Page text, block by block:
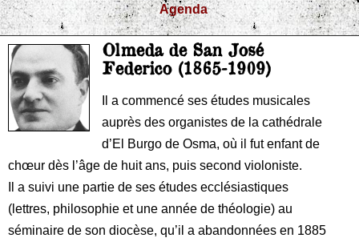
Agenda
Olmeda de San José
Federico (1865-1909)
Il a commencé ses études musicales
auprès des organistes de la cathédrale
d’El Burgo de Osma, où il fut enfant de
chœur dès l’âge de huit ans, puis second violoniste.
Il a suivi une partie de ses études ecclésiastiques
(lettres, philosophie et une année de théologie) au
séminaire de son diocèse, qu’il a abandonnées en 1885